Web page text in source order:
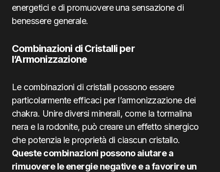
energetici e di promuovere una sensazione di
benessere generale.
Combinazioni di Cristalli per
l’Armonizzazione
Le combinazioni di cristalli possono essere
particolarmente efficaci per l’armonizzazione dei
chakra. Unire diversi minerali, come la tormalina
nera e la rodonite, può creare un effetto sinergico
che potenzia le proprietà di ciascun cristallo.
Queste combinazioni possono aiutare a
rimuovere le energie negative e a favorire un